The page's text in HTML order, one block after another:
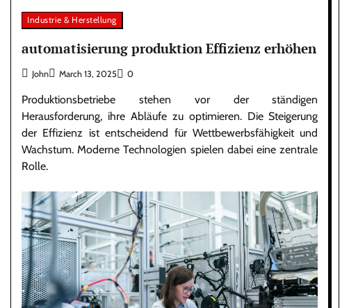
Industrie & Herstellung
automatisierung produktion Effizienz erhöhen
John March 13, 2025 0
Produktionsbetriebe stehen vor der ständigen
Herausforderung, ihre Abläufe zu optimieren. Die Steigerung
der Effizienz ist entscheidend für Wettbewerbsfähigkeit und
Wachstum. Moderne Technologien spielen dabei eine zentrale
Rolle.